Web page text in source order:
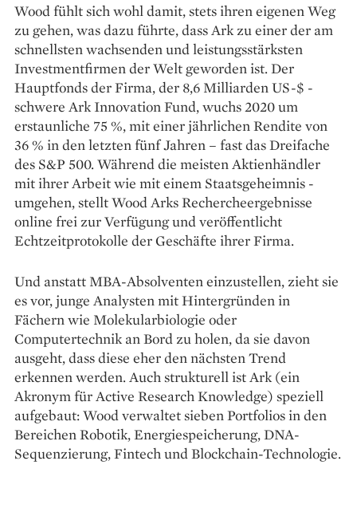
Wood fühlt sich wohl ­damit, stets ihren eigenen Weg
zu gehen, was dazu führte, dass Ark zu ­einer der am
schnellsten wachsenden und leistungsstärksten
Investmentfirmen der Welt geworden ist. Der
Hauptfonds der Firma, der 8,6 Milliarden US-$ ­
schwere Ark Inno­vation Fund, wuchs 2020 um
erstaunliche 75 %, mit ­einer jähr­lichen Rendite von
36 % in den ­letzten fünf Jahren – fast das Dreifache
des S&P 500. Während die meisten Aktienhändler
mit ­ihrer Arbeit wie mit ­einem Staats­geheimnis ­
umgehen, stellt Wood Arks Recherche­ergebnisse
online frei zur Verfügung und veröffentlicht
Echtzeitprotokolle der Geschäfte ihrer Firma.
Und anstatt MBA-Absolventen einzustellen, zieht sie
es vor, junge Analysten mit Hintergründen in
Fächern wie Molekularbiologie oder
Computertechnik an Bord zu holen, da sie davon
ausgeht, dass diese eher den nächsten Trend
erkennen werden. Auch strukturell ist Ark (ein
Akronym für Active ­Research Knowledge) speziell
aufgebaut: Wood verwaltet sieben Portfolios in den
Bereichen Robotik, Energiespeicherung, DNA-
Sequenzierung, Fintech und Blockchain-Technologie.